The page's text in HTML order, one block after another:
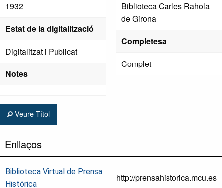
1932
Estat de la digitalització
Digitalitzat i Publicat
Notes
Biblioteca Carles Rahola
de Girona
Completesa
Complet
Veure Títol
Enllaços
Biblioteca Virtual de Prensa
Histórica
http://prensahistorica.mcu.es